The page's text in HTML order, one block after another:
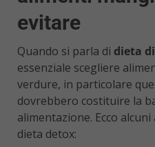
evitare
Quando si parla di dieta
essenziale scegliere
verdure, in particolare
dovrebbero costituire la
alimentazione. Ecco
dieta detox: